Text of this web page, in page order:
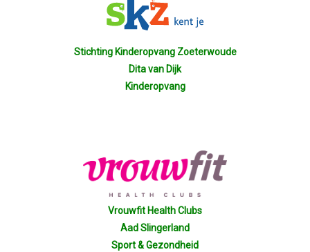
Privé Adressen
Kascontrole
Flessenpost
UBO-Register (!!)
Netwerkontbijt Rijneke Boulevard
Eerste Meet & Greet Druk Bezocht
Stichting Kinderopvang Zoeterwoude
Dita van Dijk
Kinderopvang
Vrouwfit Health Clubs
Aad Slingerland
Sport & Gezondheid